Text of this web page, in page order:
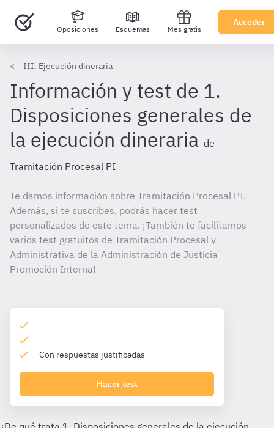
Oposiciones Esquemas Mes gratis
Acceder
III. Ejecución dineraria
Información y test de 1.
Disposiciones generales de
la ejecución dineraria de
Tramitación Procesal PI
Te damos información sobre Tramitación Procesal PI.
Además, si te suscribes, podrás hacer test
personalizados de este tema. ¡También te facilitamos
varios test gratuitos de Tramitación Procesal y
Administrativa de la Administración de Justicia
Promoción Interna!
Con respuestas justificadas
Hacer test